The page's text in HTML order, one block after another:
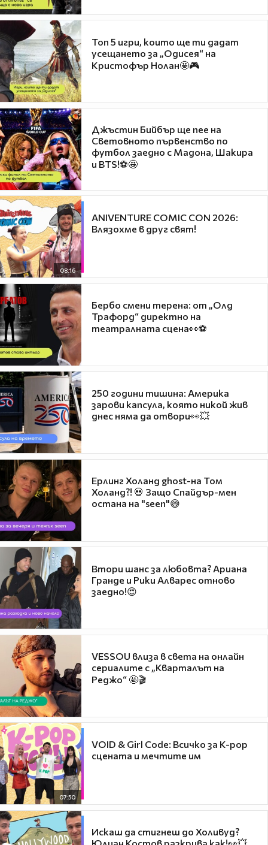
Топ 5 игри, които ще ти дадат
усещането за „Одисея“ на
Кристофър Нолан🤩🎮
Джъстин Бийбър ще пее на
Световното първенство по
футбол заедно с Мадона, Шакира
и BTS!⚽🤩
08:16
ANIVENTURE COMIC CON 2026:
Влязохме в друг свят!
Бербо смени терена: от „Олд
Трафорд“ директно на
театралната сцена👀⚽
250 години тишина: Америка
зарови капсула, която никой жив
днес няма да отвори👀💥
Ерлинг Холанд ghost-на Том
Холанд?! 💀 Защо Спайдър-мен
остана на "seen"😅
Втори шанс за любовта? Ариана
Гранде и Рики Алварес отново
заедно!😍
VESSOU влиза в света на онлайн
сериалите с „Кварталът на
Реджо“ 🤩🎬
07:50
VOID & Girl Code: Всичко за K-pop
сцената и мечтите им
Искаш да стигнеш до Холивуд?